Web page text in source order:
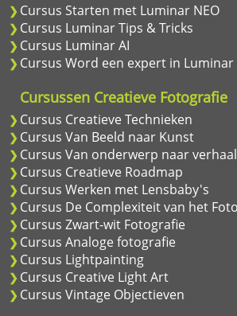
Cursus Starten met Luminar NEO
Cursus Luminar Tips & Tricks
Cursus Luminar AI
Cursus Word een expert in Luminar
Cursussen Creatieve Fotografie
Cursus Creatieve Technieken
Cursus Van Beeld naar Kunst
Cursus Van onderwerp naar verhaal
Cursus Creatieve Roadmap
Cursus Werken met Lensbaby's
Cursus De Complexiteit van het
Cursus Zwart-wit Fotografie
Cursus Analoge fotografie
Cursus Lightpainting
Cursus Creative Light Art
Cursus Vintage Objectieven